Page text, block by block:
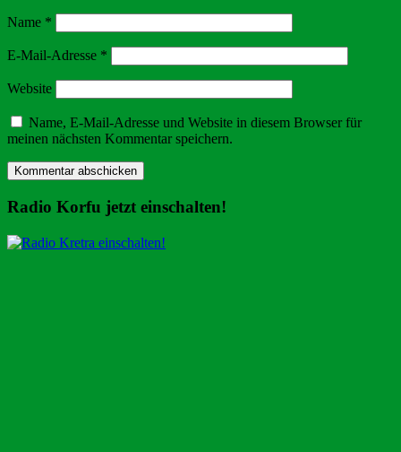
Name *
E-Mail-Adresse *
Website
Name, E-Mail-Adresse und Website in diesem Browser für
meinen nächsten Kommentar speichern.
Radio Korfu jetzt einschalten!